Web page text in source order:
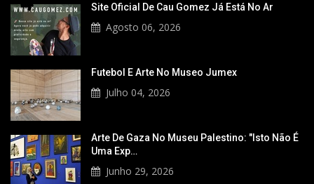
Site Oficial De Cau Gomez Já Está No Ar
Agosto 06, 2026
Futebol E Arte No Museo Jumex
Julho 04, 2026
Arte De Gaza No Museu Palestino: "Isto Não É
Uma Exp…
Junho 29, 2026